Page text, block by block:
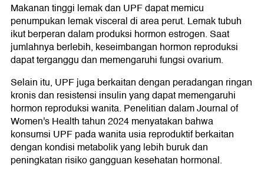
Makanan tinggi lemak dan UPF dapat memicu
penumpukan lemak visceral di area perut. Lemak tubuh
ikut berperan dalam produksi hormon estrogen. Saat
jumlahnya berlebih, keseimbangan hormon reproduksi
dapat terganggu dan memengaruhi fungsi ovarium.
Selain itu, UPF juga berkaitan dengan peradangan ringan
kronis dan resistensi insulin yang dapat memengaruhi
hormon reproduksi wanita. Penelitian dalam Journal of
Women's Health tahun 2024 menyatakan bahwa
konsumsi UPF pada wanita usia reproduktif berkaitan
dengan kondisi metabolik yang lebih buruk dan
peningkatan risiko gangguan kesehatan hormonal.